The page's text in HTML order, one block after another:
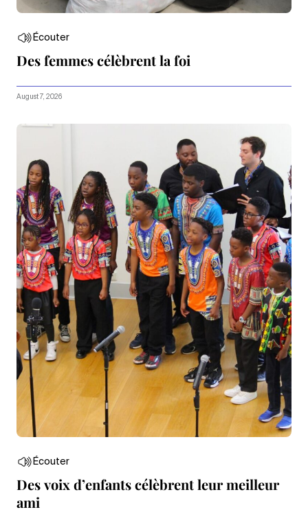
Écouter
Des femmes célèbrent la foi
August 7, 2026
Écouter
Des voix d’enfants célèbrent leur meilleur
ami